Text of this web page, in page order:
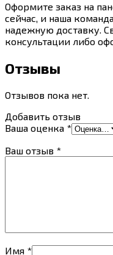
Оформите заказ на
сейчас, и наша
надежную доставку.
консультации либо
Отзывы
Отзывов пока нет.
Добавить отзыв
Ваша оценка *
Ваш отзыв *
Имя *